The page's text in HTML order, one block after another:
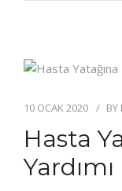
10 OCAK 2020 BY
Hasta
Yardımı